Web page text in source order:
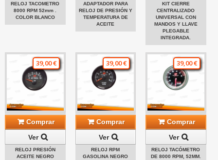
RELOJ TACOMETRO
8000 RPM 52mm .
COLOR BLANCO
ADAPTADOR PARA
RELOJ DE PRESIÓN Y
TEMPERATURA DE
ACEITE
KIT CIERRE
CENTRALIZADO
UNIVERSAL CON
MANDOS Y LLAVE
PLEGABLE
INTEGRADA.
39,00 €
Comprar
Ver
RELOJ PRESIÓN
ACEITE NEGRO
39,00 €
Comprar
Ver
RELOJ RPM
GASOLINA NEGRO
39,00 €
Comprar
Ver
RELOJ TACÓMETRO
DE 8000 RPM, 52MM.